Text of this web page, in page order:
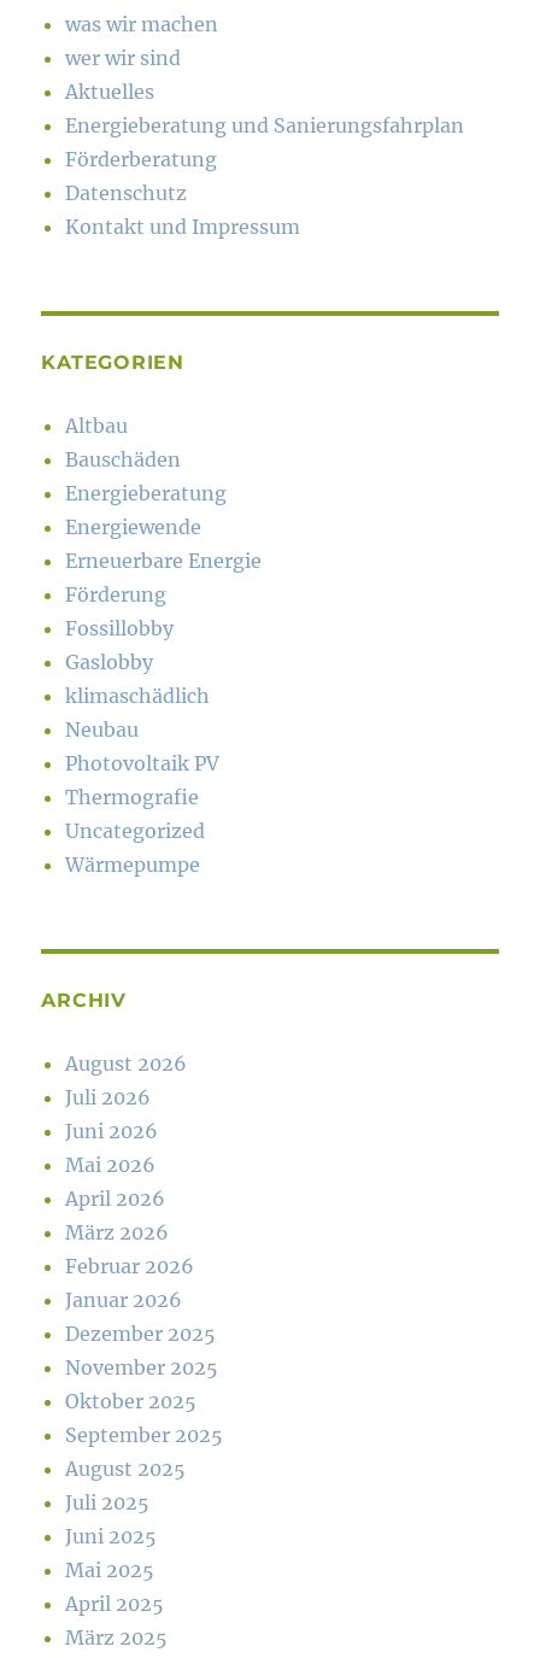
was wir machen
wer wir sind
Aktuelles
Energieberatung und Sanierungsfahrplan
Förderberatung
Datenschutz
Kontakt und Impressum
KATEGORIEN
Altbau
Bauschäden
Energieberatung
Energiewende
Erneuerbare Energie
Förderung
Fossillobby
Gaslobby
klimaschädlich
Neubau
Photovoltaik PV
Thermografie
Uncategorized
Wärmepumpe
ARCHIV
August 2026
Juli 2026
Juni 2026
Mai 2026
April 2026
März 2026
Februar 2026
Januar 2026
Dezember 2025
November 2025
Oktober 2025
September 2025
August 2025
Juli 2025
Juni 2025
Mai 2025
April 2025
März 2025